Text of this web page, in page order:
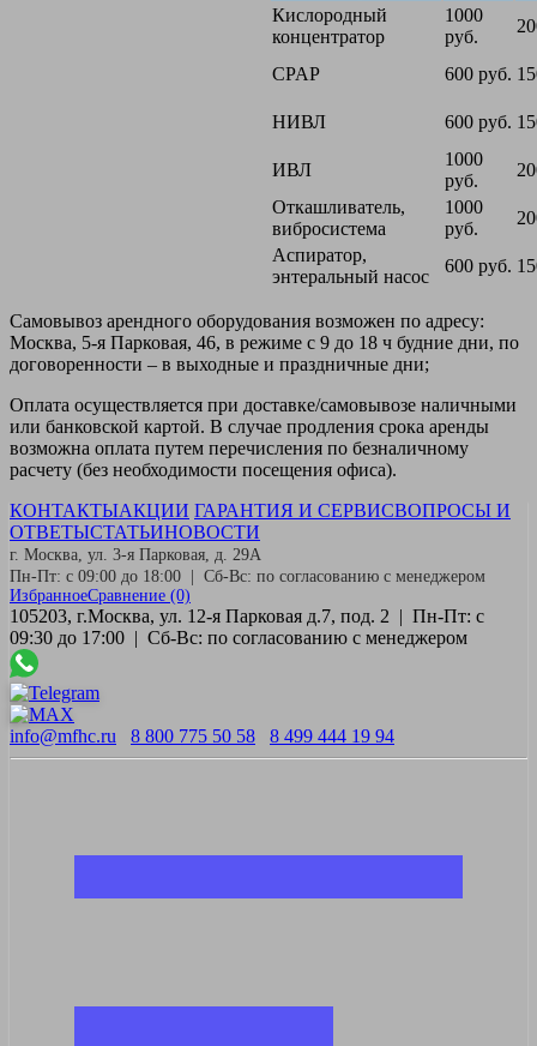
Кислородный
концентратор
1000
руб.
CPAP 600 руб.
НИВЛ 600 руб.
ИВЛ
1000
руб.
Откашливатель,
вибросистема
1000
руб.
Аспиратор,
энтеральный насос
600 руб.
Самовывоз арендного оборудования возможен по адресу:
Москва, 5-я Парковая, 46, в режиме с 9 до 18 ч будние дни, по
договоренности – в выходные и праздничные дни;
Оплата осуществляется при доставке/самовывозе наличными
или банковской картой. В случае продления срока аренды
возможна оплата путем перечисления по безналичному
расчету (без необходимости посещения офиса).
КОНТАКТЫАКЦИИ ГАРАНТИЯ И СЕРВИСВОПРОСЫ И
ОТВЕТЫСТАТЬИНОВОСТИ
г. Москва, ул. 3-я Парковая, д. 29А
Пн-Пт: с 09:00 до 18:00 | Сб-Вс: по согласованию с менеджером
ИзбранноеСравнение (0)
105203, г.Москва, ул. 12-я Парковая д.7, под. 2 | Пн-Пт: с
09:30 до 17:00 | Сб-Вс: по согласованию с менеджером
info@mfhc.ru 8 800 775 50 58 8 499 444 19 94